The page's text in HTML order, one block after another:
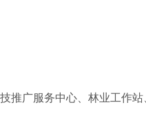
推广服务中心、林业工作